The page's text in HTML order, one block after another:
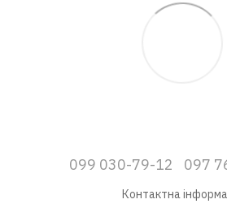
099 030-79-12 097
Контактна